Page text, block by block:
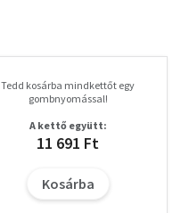
Tedd kosárba mindkettőt egy
gombnyomással!
A kettő együtt:
11 691 Ft
Kosárba